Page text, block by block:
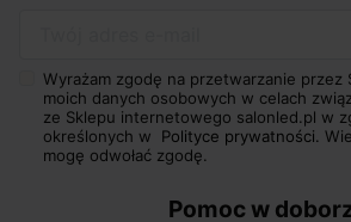
Wyrażam zgodę na przetwarzanie przez
moich danych osobowych w celach
ze Sklepu internetowego salonled.pl w
określonych w Polityce prywatności.
mogę odwołać zgodę.
Pomoc w